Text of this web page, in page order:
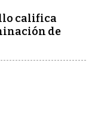
califica
de